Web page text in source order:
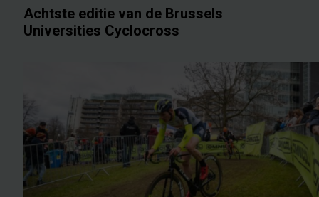
Achtste editie van de Brussels
Universities Cyclocross